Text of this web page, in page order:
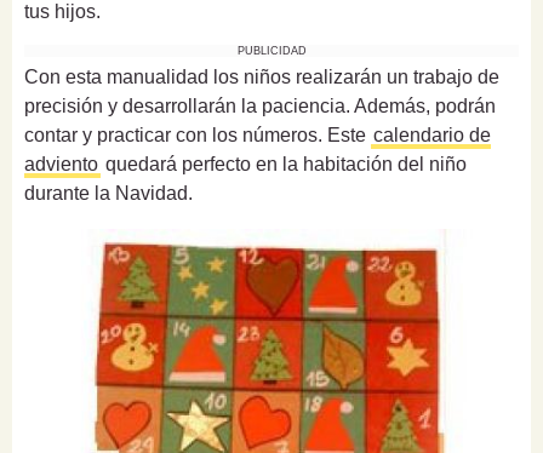
tus hijos.
PUBLICIDAD
Con esta manualidad los niños realizarán un trabajo de
precisión y desarrollarán la paciencia. Además, podrán
contar y practicar con los números. Este calendario de
adviento quedará perfecto en la habitación del niño
durante la Navidad.